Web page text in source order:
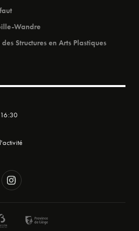
Wandre
des Structures en Arts Plastiques